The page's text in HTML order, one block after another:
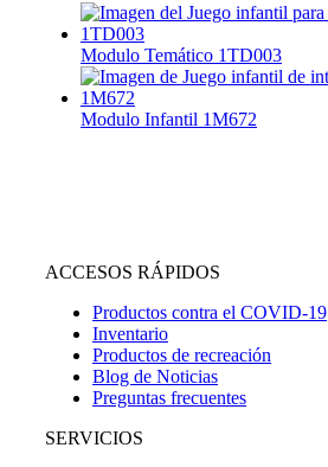
Modulo Temático 1TD003
Modulo Infantil 1M672
ACCESOS RÁPIDOS
Productos contra el COVID-19
Inventario
Productos de recreación
Blog de Noticias
Preguntas frecuentes
SERVICIOS